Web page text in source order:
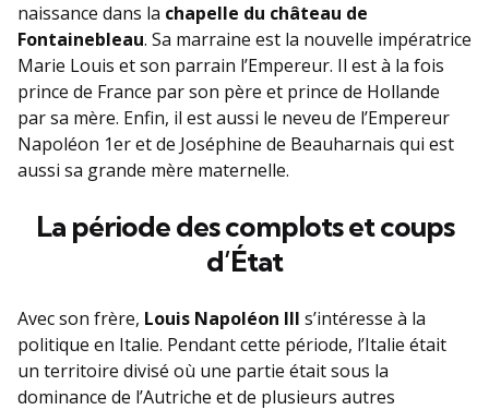
naissance dans la chapelle du château de
Fontainebleau. Sa marraine est la nouvelle impératrice
Marie Louis et son parrain l’Empereur. Il est à la fois
prince de France par son père et prince de Hollande
par sa mère. Enfin, il est aussi le neveu de l’Empereur
Napoléon 1er et de Joséphine de Beauharnais qui est
aussi sa grande mère maternelle.
La période des complots et coups
d’État
Avec son frère, Louis Napoléon III s’intéresse à la
politique en Italie. Pendant cette période, l’Italie était
un territoire divisé où une partie était sous la
dominance de l’Autriche et de plusieurs autres